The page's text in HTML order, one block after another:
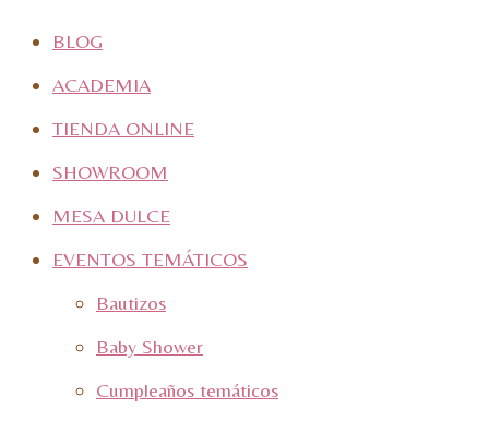
BLOG
ACADEMIA
TIENDA ONLINE
SHOWROOM
MESA DULCE
EVENTOS TEMÁTICOS
Bautizos
Baby Shower
Cumpleaños temáticos